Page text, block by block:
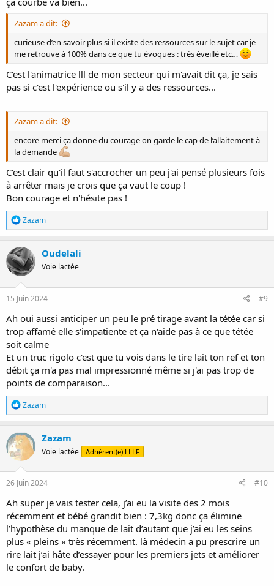
Zazam a dit:
curieuse d’en savoir plus si il existe des ressources sur le sujet car je
me retrouve à 100% dans ce que tu évoques : très éveillé etc…
C'est l'animatrice lll de mon secteur qui m'avait dit ça, je sais
pas si c'est l'expérience ou s'il y a des ressources...
Zazam a dit:
encore merci ça donne du courage on garde le cap de l’allaitement à
la demande
C'est clair qu'il faut s'accrocher un peu j'ai pensé plusieurs fois
à arrêter mais je crois que ça vaut le coup !
Bon courage et n'hésite pas !
R
é
a
c
t
i
o
n
s
Zazam
Oudelali
Voie lactée
15 Juin 2024 #9
Ah oui aussi anticiper un peu le pré tirage avant la tétée car si
trop affamé elle s'impatiente et ça n'aide pas à ce que tétée
soit calme
Et un truc rigolo c'est que tu vois dans le tire lait ton ref et ton
débit ça m'a pas mal impressionné même si j'ai pas trop de
points de comparaison...
R
é
a
c
t
i
o
n
s
Zazam
Zazam
Voie lactée Adhérent(e) LLLF
26 Juin 2024 #10
Ah super je vais tester cela, j’ai eu la visite des 2 mois
récemment et bébé grandit bien : 7,3kg donc ça élimine
l’hypothèse du manque de lait d’autant que j’ai eu les seins
plus « pleins » très récemment. là médecin a pu prescrire un
rire lait j’ai hâte d’essayer pour les premiers jets et améliorer
le confort de baby.